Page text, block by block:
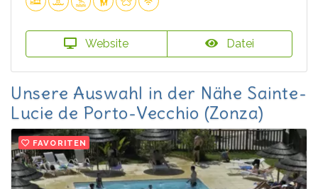
Website Datei
Unsere Auswahl in der Nähe Sainte-
Lucie de Porto-Vecchio (Zonza)
FAVORITEN